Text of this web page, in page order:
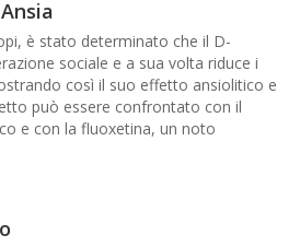
è stato determinato che il D-
sociale e a sua volta riduce i
così il suo effetto ansiolitico e
può essere confrontato con il
e con la fluoxetina, un noto